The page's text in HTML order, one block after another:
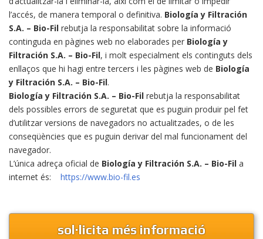
l’accés, de manera temporal o definitiva. Biología y Filtración
S.A. – Bio-Fil rebutja la responsabilitat sobre la informació
continguda en pàgines web no elaborades per Biología y
Filtración S.A. – Bio-Fil, i molt especialment els continguts dels
enllaços que hi hagi entre tercers i les pàgines web de Biología
y Filtración S.A. – Bio-Fil.
Biología y Filtración S.A. – Bio-Fil rebutja la responsabilitat
dels possibles errors de seguretat que es puguin produir pel fet
d’utilitzar versions de navegadors no actualitzades, o de les
conseqüències que es puguin derivar del mal funcionament del
navegador.
L’única adreça oficial de Biología y Filtración S.A. – Bio-Fil a
internet és: https://www.bio-fil.es
sol·licita més informació